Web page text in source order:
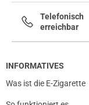
Telefonisch
erreichbar
INFORMATIVES
Was ist die E-Zigarette